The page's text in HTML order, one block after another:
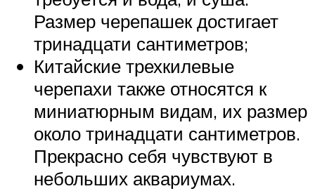
Размер черепашек достигает
тринадцати сантиметров;
Китайские трехкилевые
черепахи также относятся к
миниатюрным видам, их размер
около тринадцати сантиметров.
Прекрасно себя чувствуют в
небольших аквариумах.